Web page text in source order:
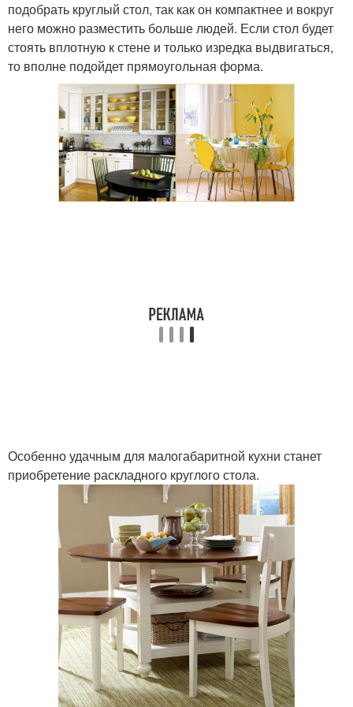
подобрать круглый стол, так как он компактнее и вокруг
него можно разместить больше людей. Если стол будет
стоять вплотную к стене и только изредка выдвигаться,
то вполне подойдет прямоугольная форма.
Особенно удачным для малогабаритной кухни станет
приобретение раскладного круглого стола.